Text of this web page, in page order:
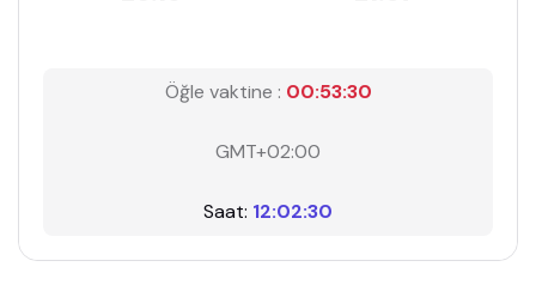
Öğle vaktine : 00:53:29
GMT+02:00
Saat:12:02:31